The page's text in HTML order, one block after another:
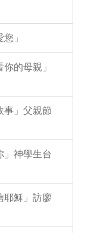
」
的母親」
事」父親節
」神學生台
耶穌」訪廖